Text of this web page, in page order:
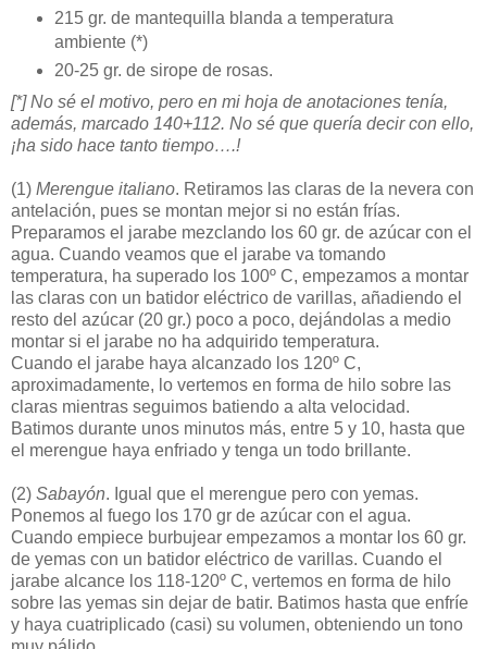
215 gr. de mantequilla blanda a temperatura
ambiente (*)
20-25 gr. de sirope de rosas.
[*] No sé el motivo, pero en mi hoja de anotaciones tenía,
además, marcado 140+112. No sé que quería decir con ello,
¡ha sido hace tanto tiempo….!
(1) Merengue italiano. Retiramos las claras de la nevera con
antelación, pues se montan mejor si no están frías.
Preparamos el jarabe mezclando los 60 gr. de azúcar con el
agua. Cuando veamos que el jarabe va tomando
temperatura, ha superado los 100º C, empezamos a montar
las claras con un batidor eléctrico de varillas, añadiendo el
resto del azúcar (20 gr.) poco a poco, dejándolas a medio
montar si el jarabe no ha adquirido temperatura.
Cuando el jarabe haya alcanzado los 120º C,
aproximadamente, lo vertemos en forma de hilo sobre las
claras mientras seguimos batiendo a alta velocidad.
Batimos durante unos minutos más, entre 5 y 10, hasta que
el merengue haya enfriado y tenga un todo brillante.
(2) Sabayón. Igual que el merengue pero con yemas.
Ponemos al fuego los 170 gr de azúcar con el agua.
Cuando empiece burbujear empezamos a montar los 60 gr.
de yemas con un batidor eléctrico de varillas. Cuando el
jarabe alcance los 118-120º C, vertemos en forma de hilo
sobre las yemas sin dejar de batir. Batimos hasta que enfríe
y haya cuatriplicado (casi) su volumen, obteniendo un tono